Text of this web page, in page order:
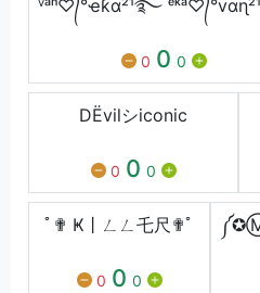
ⱽᵃⁿ♡᭄°ҽƙα²¹࿐
0 0 0
DËvilシiconic
0 0 0
ﾟ✟ Ҝ丨ㄥㄥ乇尺✟ﾟ
0 0 0